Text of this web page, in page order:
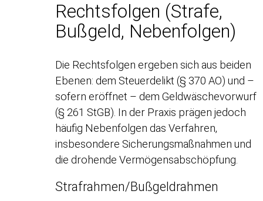
Rechtsfolgen (Strafe,
Bußgeld, Nebenfolgen)
Die Rechtsfolgen ergeben sich aus beiden
Ebenen: dem Steuerdelikt (§ 370 AO) und –
sofern eröffnet – dem Geldwäschevorwurf
(§ 261 StGB). In der Praxis prägen jedoch
häufig Nebenfolgen das Verfahren,
insbesondere Sicherungsmaßnahmen und
die drohende Vermögensabschöpfung.
Strafrahmen/Bußgeldrahmen